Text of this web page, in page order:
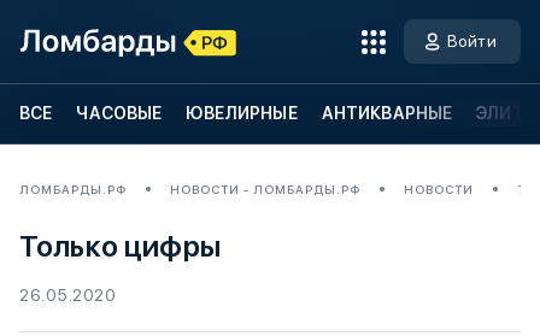
Войти
ВСЕ ЧАСОВЫЕ ЮВЕЛИРНЫЕ АНТИКВАРНЫЕ
ЛОМБАРДЫ.РФ НОВОСТИ - ЛОМБАРДЫ.РФ НОВОСТИ
Только цифры
26.05.2020